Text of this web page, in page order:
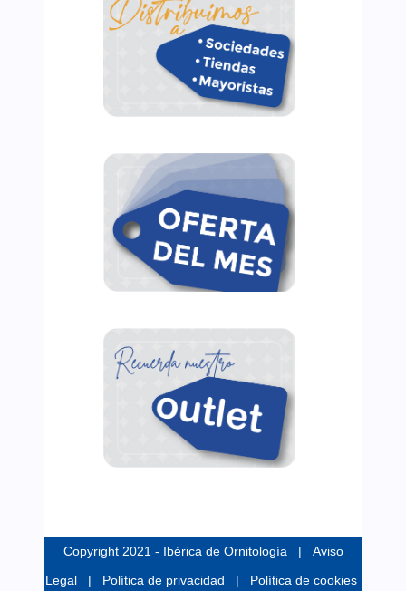
Copyright 2021 - Ibérica de Ornitología | Aviso
Legal
| Política de privacidad | Política de cookies